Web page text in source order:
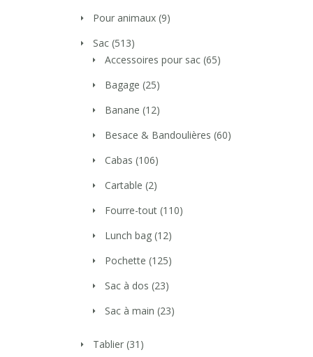
Pour animaux (9)
Sac (513)
Accessoires pour sac (65)
Bagage (25)
Banane (12)
Besace & Bandoulières (60)
Cabas (106)
Cartable (2)
Fourre-tout (110)
Lunch bag (12)
Pochette (125)
Sac à dos (23)
Sac à main (23)
Tablier (31)